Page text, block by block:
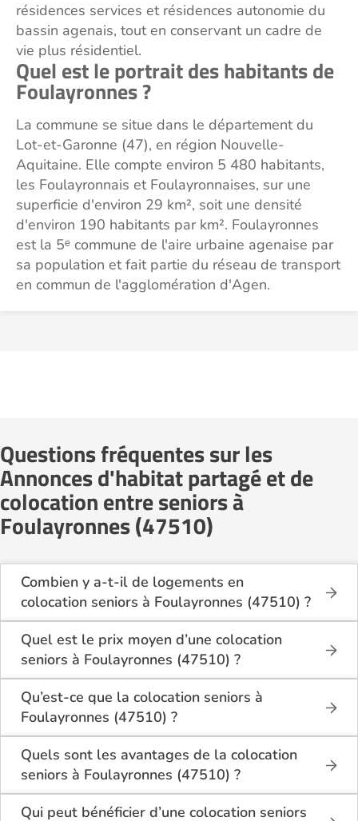
résidences services et résidences autonomie du
bassin agenais, tout en conservant un cadre de
vie plus résidentiel.
Quel est le portrait des habitants de
Foulayronnes ?
La commune se situe dans le département du
Lot-et-Garonne (47), en région Nouvelle-
Aquitaine. Elle compte environ 5 480 habitants,
les Foulayronnais et Foulayronnaises, sur une
superficie d'environ 29 km², soit une densité
d'environ 190 habitants par km². Foulayronnes
est la 5ᵉ commune de l'aire urbaine agenaise par
sa population et fait partie du réseau de transport
en commun de l'agglomération d'Agen.
Questions fréquentes sur les
Annonces d'habitat partagé et de
colocation entre seniors à
Foulayronnes (47510)
Combien y a-t-il de logements en
colocation seniors à Foulayronnes (47510) ?
Sur Logement-seniors.com, on recense actuellement
1 offres de colocation seniors à Foulayronnes
(47510) en 2026. Ces logements se situent dans
différents quartiers, à proximité des commerces, des
transports et des services médicaux.
Quel est le prix moyen d’une colocation
seniors à Foulayronnes (47510) ?
Le coût d’une colocation seniors à Foulayronnes
(47510) varie selon la taille du logement, le quartier
et les services inclus. Le loyer mensuel minimum est
de 1 111€ par mois, charges comprises (électricité,
internet, entretien…).
Qu’est-ce que la colocation seniors à
Foulayronnes (47510) ?
La colocation seniors à Foulayronnes (47510)
permet à plusieurs personnes âgées de partager un
même logement pour rompre l’isolement, réduire les
coûts et vivre dans un cadre convivial. Chaque
colocataire dispose d’un espace privé (chambre,
Quels sont les avantages de la colocation
seniors à Foulayronnes (47510) ?
La colocation seniors à Foulayronnes (47510) offre
plusieurs bénéfices :
Qui peut bénéficier d’une colocation seniors